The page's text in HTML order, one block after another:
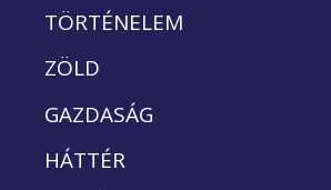
TÖRTÉNELEM
ZÖLD
GAZDASÁG
HÁTTÉR